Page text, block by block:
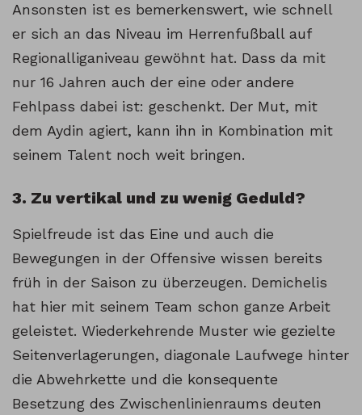
Ansonsten ist es bemerkenswert, wie schnell
er sich an das Niveau im Herrenfußball auf
Regionalliganiveau gewöhnt hat. Dass da mit
nur 16 Jahren auch der eine oder andere
Fehlpass dabei ist: geschenkt. Der Mut, mit
dem Aydin agiert, kann ihn in Kombination mit
seinem Talent noch weit bringen.
3. Zu vertikal und zu wenig Geduld?
Spielfreude ist das Eine und auch die
Bewegungen in der Offensive wissen bereits
früh in der Saison zu überzeugen. Demichelis
hat hier mit seinem Team schon ganze Arbeit
geleistet. Wiederkehrende Muster wie gezielte
Seitenverlagerungen, diagonale Laufwege hinter
die Abwehrkette und die konsequente
Besetzung des Zwischenlinienraums deuten